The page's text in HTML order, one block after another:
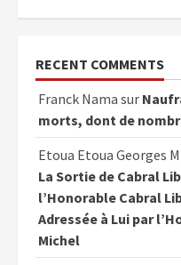
RECENT COMMENTS
Franck Nama sur
morts, dont de
Etoua Etoua Georges
La Sortie de Cabral
l’Honorable Cabral
Adressée à Lui par
Michel